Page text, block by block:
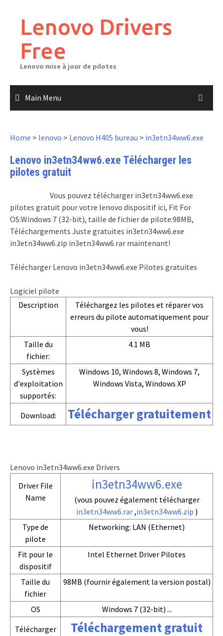
contentLenovo Drivers
Free
Lenovo mise à jour de pilotes
Main Menu
Home > lenovo > Lenovo H405 bureau > in3etn34ww6.exe
Lenovo in3etn34ww6.exe Télécharger les
pilotes gratuit
Vous pouvez télécharger in3etn34ww6.exe
pilotes gratuit pour votre lenovo dispositif ici, Fit For
OS:Windows 7 (32-bit), taille de fichier de pilote:98MB,
Téléchargements Juste gratuites in3etn34ww6.exe
in3etn34ww6.zip in3etn34ww6.rar maintenant!
Télécharger Lenovo in3etn34ww6.exe Pilotes gratuites
Logiciel pilote
Description
Téléchargez les pilotes et réparer vos
erreurs du pilote automatiquement pour
vous!
Taille du
fichier:
4.1 MB
Systèmes
d'exploitation
supportés:
Windows 10, Windows 8, Windows 7,
Windows Vista, Windows XP
Download: Télécharger gratuitement
Lenovo in3etn34ww6.exe Drivers
Driver File
Name
in3etn34ww6.exe
(vous pouvez également télécharger
in3etn34ww6.rar,in3etn34ww6.zip )
Type de
pilote
Networking: LAN (Ethernet)
Fit pour le
dispositif
Intel Ethernet Driver Pilotes
Taille du
fichier
98MB (fournir également la version postal)
OS
Windows 7 (32-bit) ...
Télécharger
Téléchargement gratuit